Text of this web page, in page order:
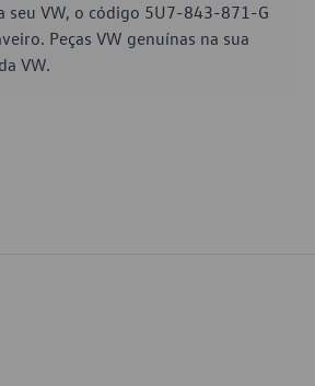
seu VW, o código 5U7-843-871-G
Peças VW genuínas na sua
VW.